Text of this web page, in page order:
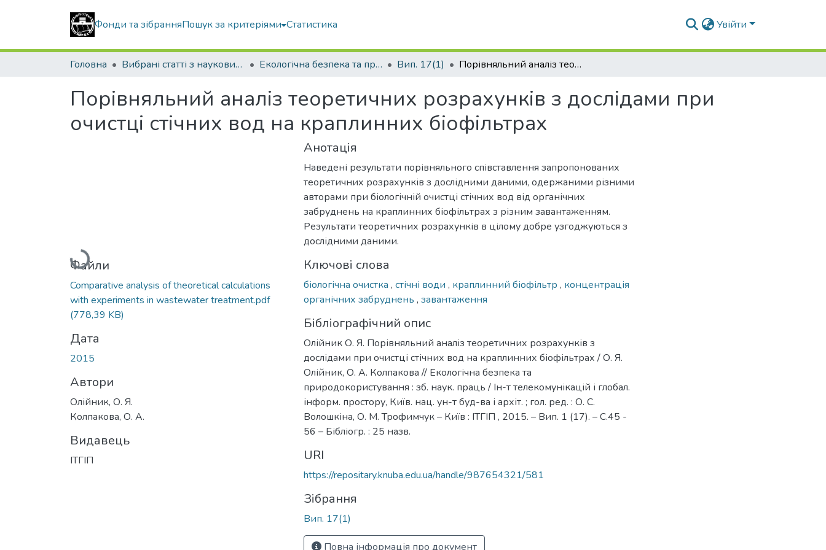
Фонди та зібранняПошук за критеріями Статистика Увійти
Головна Вибрані статті з наукових збірників КНУБА Екологічна безпека та природокористування Вип. 17(1) Порівняльний аналіз теоретичних розрахунків з дослідами при очистці стічних вод на краплинних біофільтрах
Порівняльний аналіз теоретичних розрахунків з дослідами при
очистці стічних вод на краплинних біофільтрах
Вантажиться...
Файли
Comparative analysis of theoretical calculations
with experiments in wastewater treatment.pdf
(778,39 KB)
Дата
2015
Автори
Олійник, О. Я.
Колпакова, О. А.
Видавець
ІТГІП
Анотація
Наведені результати порівняльного співставлення запропонованих
теоретичних розрахунків з дослідними даними, одержаними різними
авторами при біологічній очистці стічних вод від органічних
забруднень на краплинних біофільтрах з різним завантаженням.
Результати теоретичних розрахунків в цілому добре узгоджуються з
дослідними даними.
Ключові слова
біологічна очистка , стічні води , краплинний біофільтр , концентрація
органічних забруднень , завантаження
Бібліографічний опис
Олійник О. Я. Порівняльний аналіз теоретичних розрахунків з
дослідами при очистці стічних вод на краплинних біофільтрах / О. Я.
Олійник, О. А. Колпакова // Екологічна безпека та
природокористування : зб. наук. праць / Ін-т телекомунікацій і глобал.
інформ. простору, Київ. нац. ун-т буд-ва і архіт. ; гол. ред. : О. С.
Волошкіна, О. М. Трофимчук – Київ : ІТГІП , 2015. – Вип. 1 (17). – С.45 -
56 – Бібліогр. : 25 назв.
URI
https://repositary.knuba.edu.ua/handle/987654321/581
Зібрання
Вип. 17(1)
Повна інформація про документ